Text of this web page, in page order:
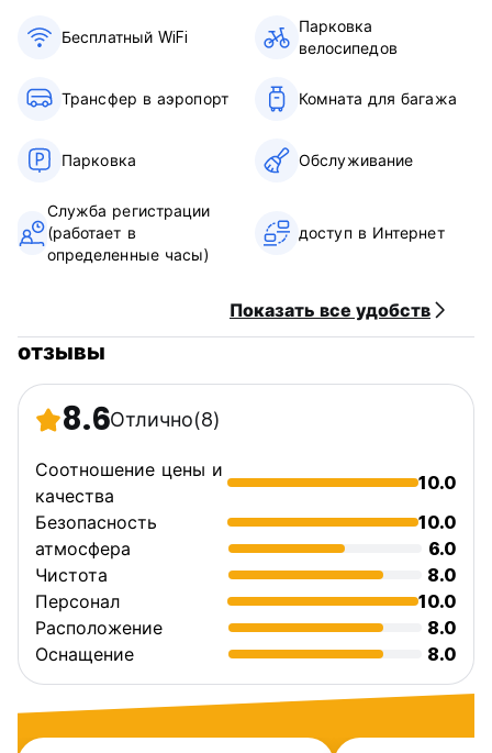
Не курить.
Домашние животные не допускаются
Бесплатный WiFi
Парковка
велосипедов
Трансфер в аэропорт Комната для багажа
Парковка Обслуживание
Служба регистрации
(работает в
определенные часы)
доступ в Интернет
Показать все удобств
отзывы
8.6Отлично(8)
Соотношение цены и
качества
10.0
Безопасность
10.0
атмосфера
6.0
Чистота
8.0
Персонал
10.0
Расположение
8.0
Оснащение
8.0